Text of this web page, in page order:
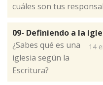
cuáles son tus
09- Definiendo a la
14
¿Sabes qué es una
iglesia según la
Escritura?